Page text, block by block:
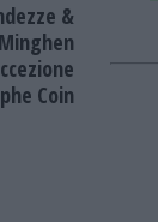
&
Coin